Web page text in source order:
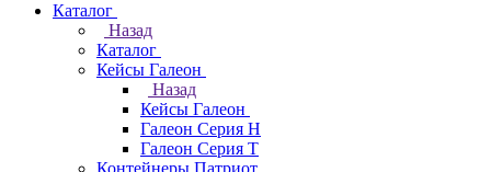
Каталог
Назад
Каталог
Кейсы Галеон
Назад
Кейсы Галеон
Галеон Серия Н
Галеон Серия Т
Контейнеры Патриот